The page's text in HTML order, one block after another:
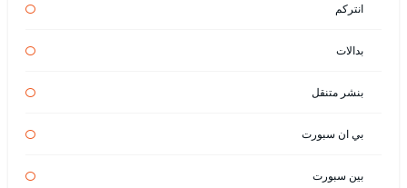
انتركم
بدالات
بنشر متنقل
بي ان سبورت
بين سبورت